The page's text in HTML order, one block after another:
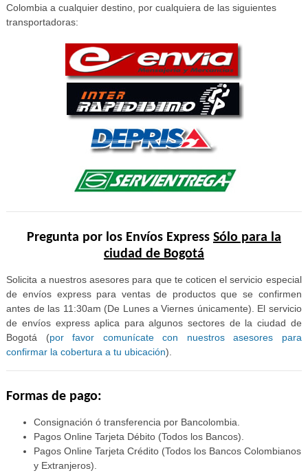
Colombia a cualquier destino, por cualquiera de las siguientes
transportadoras:
Pregunta por los Envíos Express Sólo para la
ciudad de Bogotá
Solicita a nuestros asesores para que te coticen el servicio especial
de envíos express para ventas de productos que se confirmen
antes de las 11:30am (De Lunes a Viernes únicamente). El servicio
de envíos express aplica para algunos sectores de la ciudad de
Bogotá (por favor comunícate con nuestros asesores para
confirmar la cobertura a tu ubicación).
Formas de pago:
Consignación ó transferencia por Bancolombia.
Pagos Online Tarjeta Débito (Todos los Bancos).
Pagos Online Tarjeta Crédito (Todos los Bancos Colombianos
y Extranjeros).